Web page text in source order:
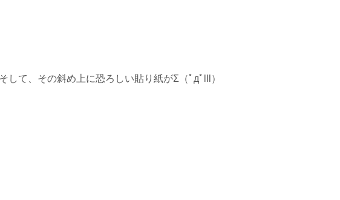
して、その斜め上に恐ろしい貼り紙がΣ（ﾟдﾟlll）